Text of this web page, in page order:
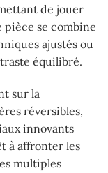
de jouer
pièce se combine
ajustés ou
équilibré.
sur la
réversibles,
innovants
à affronter les
multiples